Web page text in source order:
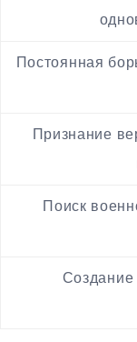
Постоянная
Признание
Поиск
Создание